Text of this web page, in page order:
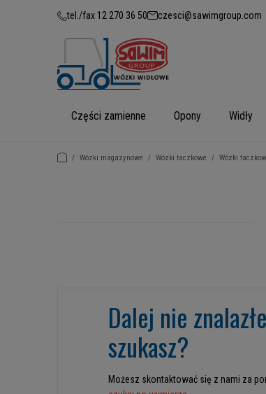
tel./fax 12 270 36 50 czesci@sawimgroup.com
Części zamienne Opony Widły
/ Wózki magazynowe / Wózki taczkowe / Wózki
Dalej nie
szukasz?
Możesz skontaktować się z nami za